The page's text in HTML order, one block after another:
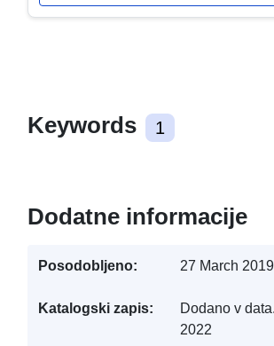
Keywords 1
Dodatne informacije
Posodobljeno: 27 March 2019
Katalogski zapis: Dodano v
2022